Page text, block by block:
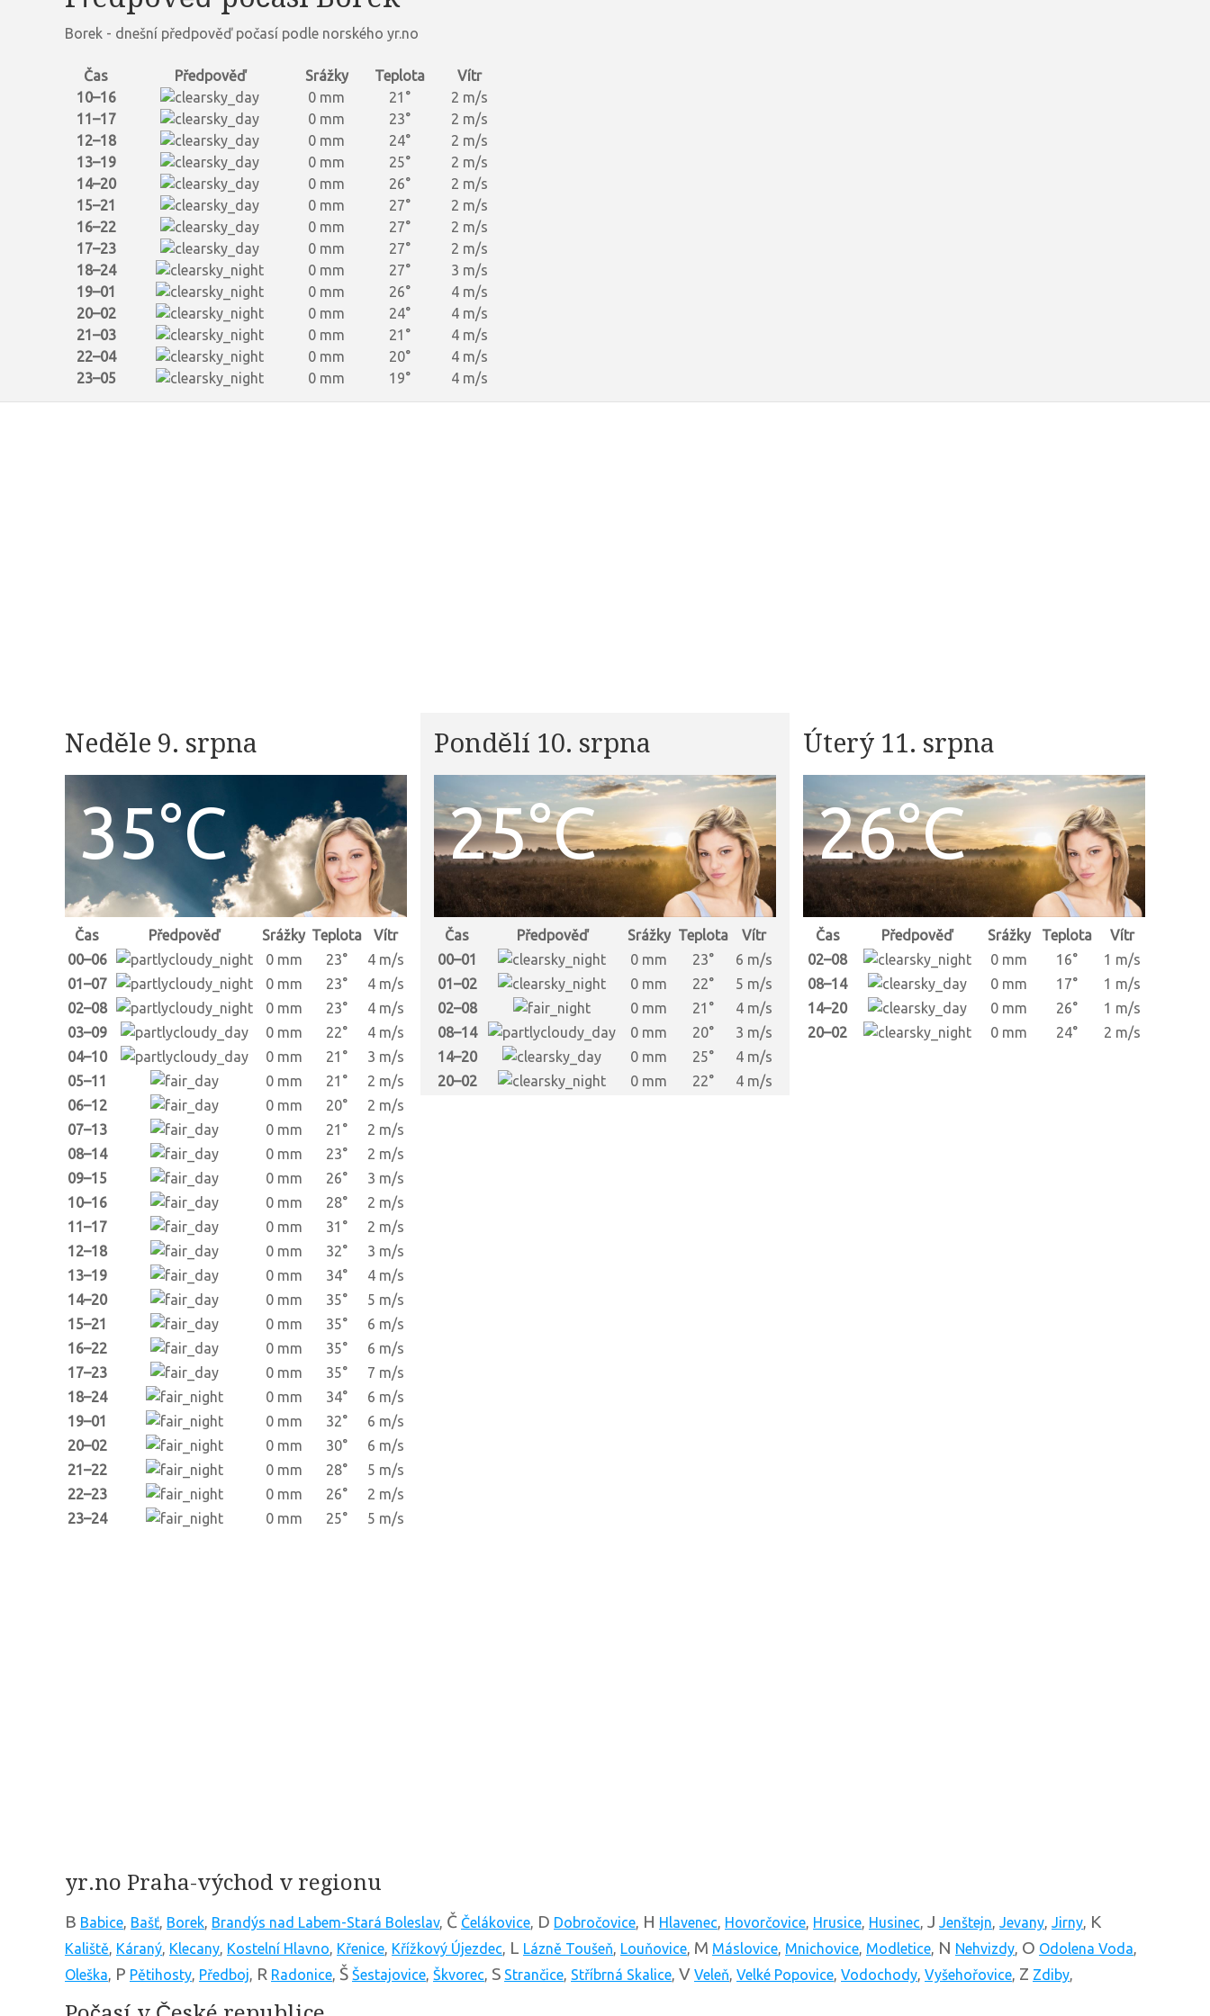
Borek - dnešní předpověď počasí podle norského yr.no
Čas Předpověď Srážky Teplota
Vítr
10–16
0 mm 21°
2 m/s
11–17
0 mm 23°
2 m/s
12–18
0 mm 24°
2 m/s
13–19
0 mm 25°
2 m/s
14–20
0 mm 26°
2 m/s
15–21
0 mm 27°
2 m/s
16–22
0 mm 27°
2 m/s
17–23
0 mm 27°
2 m/s
18–24
0 mm 27°
3 m/s
19–01
0 mm 26°
4 m/s
20–02
0 mm 24°
4 m/s
21–03
0 mm 21°
4 m/s
22–04
0 mm 20°
4 m/s
23–05
0 mm 19° 4 m/s
Neděle 9. srpna
35°C
Čas Předpověď Srážky Teplota
Vítr
00–06
0 mm 23°
4 m/s
01–07
0 mm 23°
4 m/s
02–08
0 mm 23°
4 m/s
03–09
0 mm 22°
4 m/s
04–10
0 mm 21°
3 m/s
05–11
0 mm 21°
2 m/s
06–12
0 mm 20°
2 m/s
07–13
0 mm 21°
2 m/s
08–14
0 mm 23°
2 m/s
09–15
0 mm 26°
3 m/s
10–16
0 mm 28°
2 m/s
11–17
0 mm 31°
2 m/s
12–18
0 mm 32°
3 m/s
13–19
0 mm 34°
4 m/s
14–20
0 mm 35°
5 m/s
15–21
0 mm 35°
6 m/s
16–22
0 mm 35°
6 m/s
17–23
0 mm 35°
7 m/s
18–24
0 mm 34°
6 m/s
19–01
0 mm 32°
6 m/s
20–02
0 mm 30°
6 m/s
21–22
0 mm 28°
5 m/s
22–23
0 mm 26°
2 m/s
23–24
0 mm 25° 5 m/s
Pondělí 10. srpna
25°C
Čas Předpověď Srážky Teplota
Vítr
00–01
0 mm 23°
6 m/s
01–02
0 mm 22°
5 m/s
02–08
0 mm 21°
4 m/s
08–14
0 mm 20°
3 m/s
14–20
0 mm 25°
4 m/s
20–02
0 mm 22° 4 m/s
Úterý 11. srpna
26°C
Čas Předpověď Srážky Teplota
Vítr
02–08
0 mm 16°
1 m/s
08–14
0 mm 17°
1 m/s
14–20
0 mm 26°
1 m/s
20–02
0 mm 24° 2 m/s
yr.no Praha-východ v regionu
B Babice, Bašť, Borek, Brandýs nad Labem-Stará Boleslav, Č Čelákovice, D Dobročovice, H Hlavenec, Hovorčovice, Hrusice, Husinec, J Jenštejn, Jevany, Jirny, K
Kaliště, Káraný, Klecany, Kostelní Hlavno, Křenice, Křížkový Újezdec, L Lázně Toušeň, Louňovice, M Máslovice, Mnichovice, Modletice, N Nehvizdy, O Odolena Voda,
Oleška, P Pětihosty, Předboj, R Radonice, Š Šestajovice, Škvorec, S Strančice, Stříbrná Skalice, V Veleň, Velké Popovice, Vodochody, Vyšehořovice, Z Zdiby,